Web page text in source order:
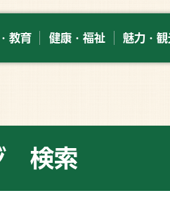
教育 健康・福祉 魅力・観
検索